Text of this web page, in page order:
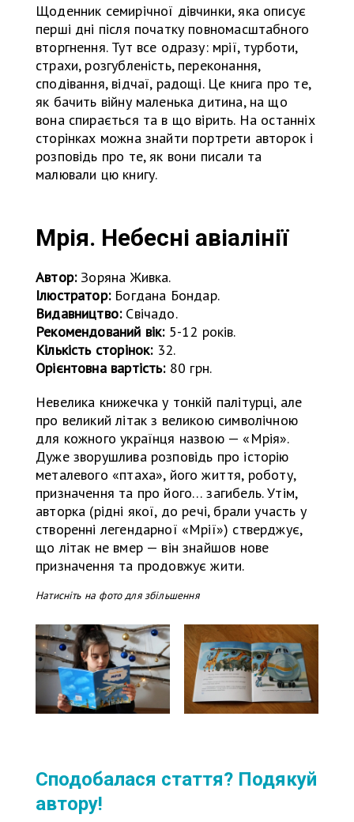
Щоденник семирічної дівчинки, яка описує
перші дні після початку повномасштабного
вторгнення. Тут все одразу: мрії, турботи,
страхи, розгубленість, переконання,
сподівання, відчаї, радощі. Це книга про те,
як бачить війну маленька дитина, на що
вона спирається та в що вірить. На останніх
сторінках можна знайти портрети авторок і
розповідь про те, як вони писали та
малювали цю книгу.
Мрія. Небесні авіалінії
Автор:Зоряна Живка.
Ілюстратор:Богдана Бондар.
Видавництво:Свічадо.
Рекомендований вік:5-12 років.
Кількість сторінок:32.
Орієнтовна вартість:80 грн.
Невелика книжечка у тонкій палітурці, але
про великий літак з великою символічною
для кожного українця назвою — «Мрія».
Дуже зворушлива розповідь про історію
металевого «птаха», його життя, роботу,
призначення та про його… загибель. Утім,
авторка (рідні якої, до речі, брали участь у
створенні легендарної «Мрії») стверджує,
що літак не вмер — він знайшов нове
призначення та продовжує жити.
Натисніть на фото для збільшення
Сподобалася стаття? Подякуй
автору!